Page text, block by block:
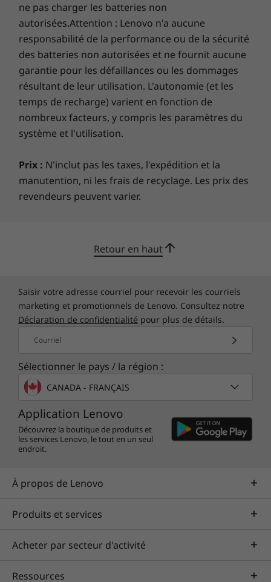
Flexible IT solutions
Discover an innovative and ﬂexible approach to
IT procurement—combining devices, service
support, and software into affordable,
and help keep your team up and running.
and monitor sold separately.
ne pas charger les batteries non
autorisées.Attention : Lenovo n'a aucune
responsabilité de la performance ou de la sécurité
des batteries non autorisées et ne fournit aucune
garantie pour les défaillances ou les dommages
résultant de leur utilisation. L'autonomie (et les
temps de recharge) varient en fonction de
nombreux facteurs, y compris les paramètres du
système et l'utilisation.
Prix : N'inclut pas les taxes, l'expédition et la
manutention, ni les frais de recyclage. Les prix des
revendeurs peuvent varier.
Retour en haut
Saisir votre adresse courriel pour recevoir les courriels
marketing et promotionnels de Lenovo. Consultez notre
Déclaration de confidentialité pour plus de détails.
Courriel
Sélectionner le pays / la région :
CANADA - FRANÇAIS
Application Lenovo
Découvrez la boutique de produits et
les services Lenovo, le tout en un seul
endroit.
À propos de Lenovo
Produits et services
Acheter par secteur d'activité
Ressources